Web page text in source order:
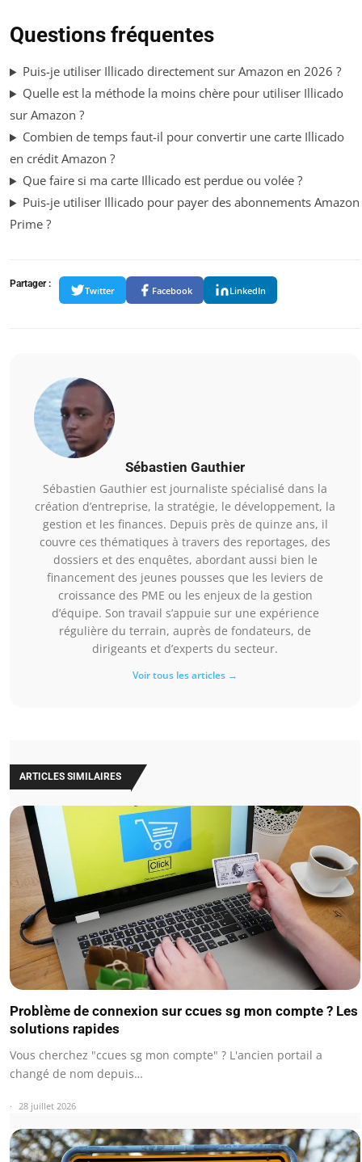
Questions fréquentes
Puis-je utiliser Illicado directement sur Amazon en 2026 ?
Quelle est la méthode la moins chère pour utiliser Illicado
sur Amazon ?
Combien de temps faut-il pour convertir une carte Illicado
en crédit Amazon ?
Que faire si ma carte Illicado est perdue ou volée ?
Puis-je utiliser Illicado pour payer des abonnements Amazon
Prime ?
Partager :
Twitter Facebook LinkedIn
Sébastien Gauthier
Sébastien Gauthier est journaliste spécialisé dans la
création d’entreprise, la stratégie, le développement, la
gestion et les finances. Depuis près de quinze ans, il
couvre ces thématiques à travers des reportages, des
dossiers et des enquêtes, abordant aussi bien le
financement des jeunes pousses que les leviers de
croissance des PME ou les enjeux de la gestion
d’équipe. Son travail s’appuie sur une expérience
régulière du terrain, auprès de fondateurs, de
dirigeants et d’experts du secteur.
Voir tous les articles →
ARTICLES SIMILAIRES
Problème de connexion sur ccues sg mon compte ? Les
solutions rapides
Vous cherchez "ccues sg mon compte" ? L'ancien portail a
changé de nom depuis…
28 juillet 2026